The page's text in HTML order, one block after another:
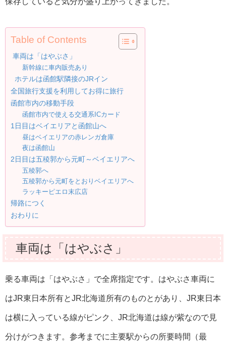
Table of Contents
車両は「はやぶさ」
新幹線に車内販売あり
ホテルは函館駅隣接のJRイン
全国旅行支援を利用してお得に旅行
函館市内の移動手段
函館市内で使える交通系ICカード
1日目はベイエリアと函館山へ
昼はベイエリアの赤レンガ倉庫
夜は函館山
2日目は五稜郭から元町～ベイエリアへ
五稜郭へ
五稜郭から元町をとおりベイエリアへ
ラッキーピエロ末広店
帰路につく
おわりに
車両は「はやぶさ」
乗る車両は「はやぶさ」で全席指定です。はやぶさ車両に
はJR東日本所有とJR北海道所有のものとがあり、JR東日本
は横に入っている線がピンク、JR北海道は線が紫なので見
分けがつきます。参考までに主要駅からの所要時間（最